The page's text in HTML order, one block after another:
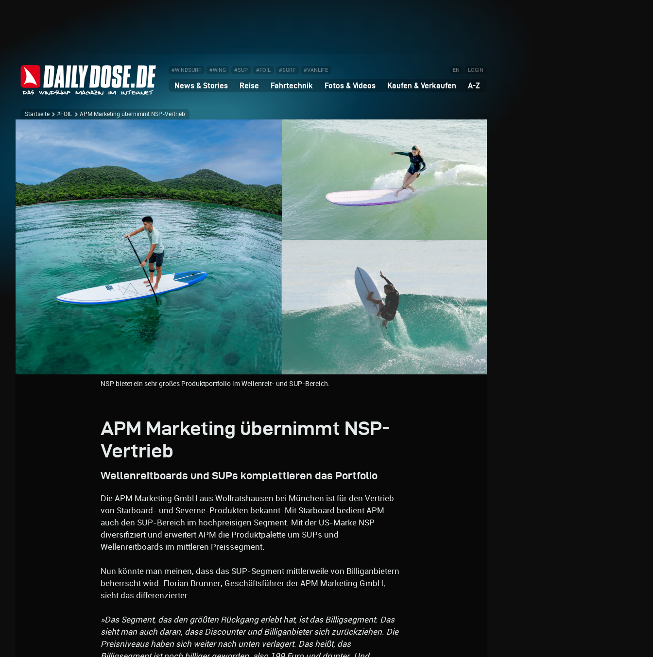
#WINDSURF #WING #SUP #FOIL #SURF #VANLIFE EN LOGIN
News & Stories Reise Fahrtechnik Fotos & Videos Kaufen & Verkaufen A-Z
Startseite #FOIL APM Marketing übernimmt NSP-Vertrieb
NSP bietet ein sehr großes Produktportfolio im Wellenreit- und SUP-Bereich.
APM Marketing übernimmt NSP-
Vertrieb
Wellenreitboards und SUPs komplettieren das Portfolio
Die APM Marketing GmbH aus Wolfratshausen bei München ist für den Vertrieb
von Starboard- und Severne-Produkten bekannt. Mit Starboard bedient APM
auch den SUP-Bereich im hochpreisigen Segment. Mit der US-Marke NSP
diversifiziert und erweitert APM die Produktpalette um SUPs und
Wellenreitboards im mittleren Preissegment.
Nun könnte man meinen, dass das SUP-Segment mittlerweile von Billiganbietern
beherrscht wird. Florian Brunner, Geschäftsführer der APM Marketing GmbH,
sieht das differenzierter.
»Das Segment, das den größten Rückgang erlebt hat, ist das Billigsegment. Das
sieht man auch daran, dass Discounter und Billiganbieter sich zurückziehen. Die
Preisniveaus haben sich weiter nach unten verlagert. Das heißt, das